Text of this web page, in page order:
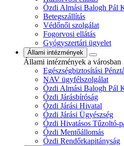
Ózdi Almási Balogh Pál
Betegszállítás
Védőnői szolgálat
Fogorvosi ellátás
Gyógyszertári ügyelet
Állami intézmények
Állami intézmények a városban
Egészségbiztosítási
NAV ügyfélszolgálat
Ózdi Almási Balogh Pál
Ózdi Járásbíróság
Ózdi Járási Hivatal
Ózdi Járási Ügyészség
Ózdi Hivatásos Tűzoltó-
Ózdi Mentőállomás
Ózdi Rendőrkapitányság